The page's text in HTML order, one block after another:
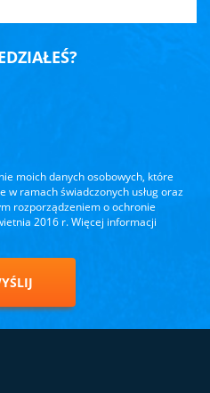
moich danych osobowych, które
w ramach świadczonych usług oraz
rozporządzeniem o ochronie
2016 r. Więcej informacji